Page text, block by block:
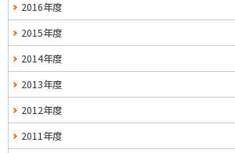
2016年度
2015年度
2014年度
2013年度
2012年度
2011年度